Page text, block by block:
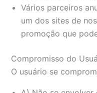
Vários parceiros
um dos sites de
promoção que
Compromisso do
O usuário se